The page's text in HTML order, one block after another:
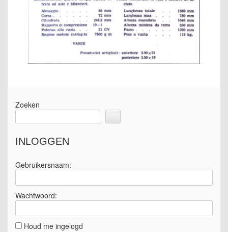
Zoeken
INLOGGEN
Gebruikersnaam:
Wachtwoord:
Houd me ingelogd